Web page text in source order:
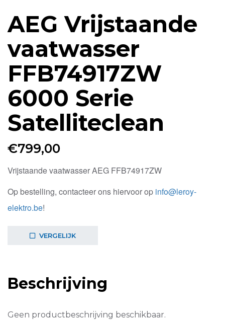
AEG Vrijstaande
vaatwasser
FFB74917ZW
6000 Serie
Satelliteclean
€799,00
Vrijstaande vaatwasser AEG FFB74917ZW
Op bestelling, contacteer ons hiervoor op info@leroy-
elektro.be!
VERGELIJK
Beschrijving
Geen productbeschrijving beschikbaar.